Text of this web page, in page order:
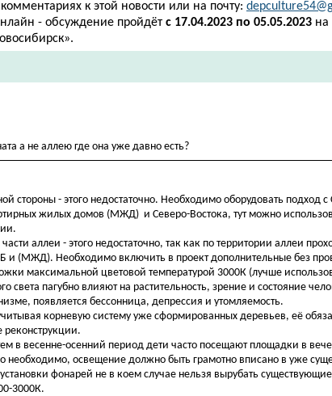
к этой новости или на почту:
- обсуждение пройдёт с 17.04.2023 по 05.05.2023 на
а не аллею где она уже давно есть?
стороны - этого недостаточно. Необходимо оборудовать подход
жилых домов (МЖД) и Северо-Востока, тут можно
аллеи - этого недостаточно, так как по территории аллеи
и (МЖД). Необходимо включить в проект дополнительные без
максимальной цветовой температурой 3000К (лучше
света пагубно влияют на растительность, зрение и состояние
появляется бессонница, депрессия и утомляемость.
корневую систему уже сформированных деревьев, её
реконструкции.
в весенне-осенний период дети часто посещают площадки в
необходимо, освещение должно быть грамотно вписано в уже
фонарей не в коем случае нельзя вырубать
3000К.